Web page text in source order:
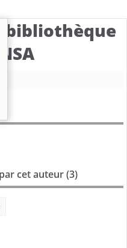
bibliothèque
cet auteur (3)